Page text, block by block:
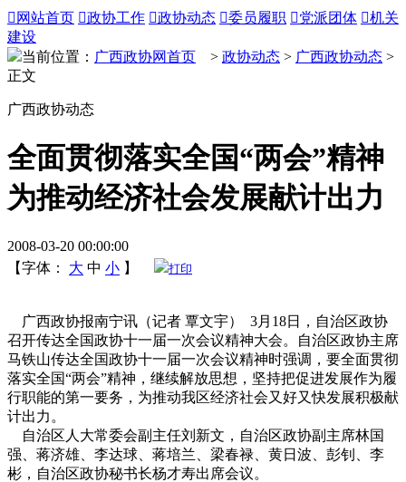
 网站首页 政协工作 政协动态 委员履职 党派团体 机关
建设
当前位置： 广西政协网首页 > 政协动态 > 广西政协动态 >
正文
广西政协动态
全面贯彻落实全国“两会”精神
为推动经济社会发展献计出力
2008-03-20 00:00:00
【字体：
大 中 小 】 打印
广西政协报南宁讯（记者 覃文宇） 3月18日，自治区政协
召开传达全国政协十一届一次会议精神大会。自治区政协主席
马铁山传达全国政协十一届一次会议精神时强调，要全面贯彻
落实全国“两会”精神，继续解放思想，坚持把促进发展作为履
行职能的第一要务，为推动我区经济社会又好又快发展积极献
计出力。
自治区人大常委会副主任刘新文，自治区政协副主席林国
强、蒋济雄、李达球、蒋培兰、梁春禄、黄日波、彭钊、李
彬，自治区政协秘书长杨才寿出席会议。